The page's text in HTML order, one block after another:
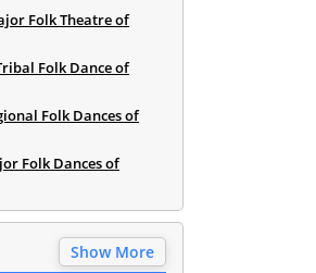
Folk Theatre of
Folk Dance of
Folk Dances of
Folk Dances of
Show More